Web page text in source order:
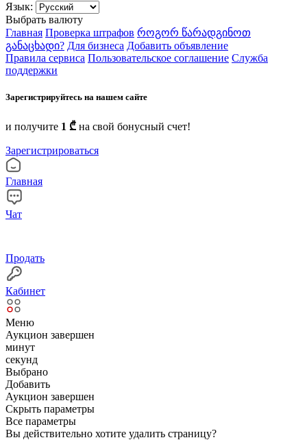
Язык:
Выбрать валюту
Главная Проверка штрафов როგორ წარადგინოთ
განაცხადი? Для бизнеса Добавить объявление
Правила сервиса Пользовательское соглашение Служба
поддержки
Зарегистрируйтесь на нашем сайте
и получите 1 ₾ на свой бонусный счет!
Зарегистрироваться
Главная
Чат
Продать
Кабинет
Меню
Аукцион завершен
минут
секунд
Выбрано
Добавить
Аукцион завершен
Скрыть параметры
Все параметры
Вы действительно хотите удалить страницу?